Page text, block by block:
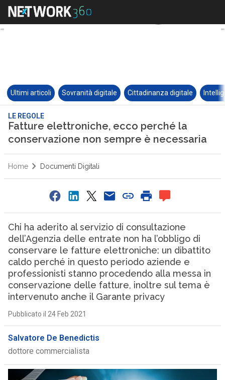
Ultimi articoli Sovranità digitale Cittadinanza digitale
LE REGOLE
Fatture elettroniche, ecco perché la
conservazione non sempre è necessaria
Home Documenti Digitali
Chi ha aderito al servizio di consultazione
dell’Agenzia delle entrate non ha l’obbligo di
conservare le fatture elettroniche: un dibattito
caldo perché in questo periodo aziende e
professionisti stanno procedendo alla messa in
conservazione delle fatture, inoltre sul tema è
intervenuto anche il Garante privacy
Pubblicato il 24 Feb 2021
Salvatore De Benedictis
dottore commercialista